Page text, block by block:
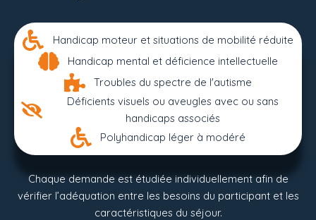
Handicap moteur et situations de mobilité réduite
Handicap mental et déficience intellectuelle
Troubles du spectre de l'autisme
Déficients visuels ou aveugles avec ou sans
handicaps associés
Polyhandicap léger à modéré
Chaque demande est étudiée individuellement afin de
vérifier l’adéquation entre les besoins du participant et les
caractéristiques du séjour.